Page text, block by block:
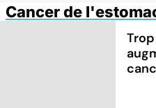
Cancer de